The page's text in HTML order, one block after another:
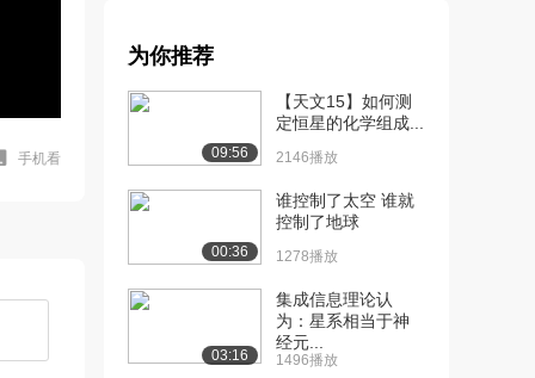
手机看
（下）
[7] 环境地学与风水理念之
比较（上）
12:30
[8] 环境地学与风水理念之
比较（中）
[9] 环境地学与风水理念之
比较（下）
12:26
为你推荐
09:56
【天文15】如何测
定恒星的化学组成...
2146播放
00:36
谁控制了太空 谁就
控制了地球
1278播放
03:16
集成信息理论认
为：星系相当于神
经元...
1496播放